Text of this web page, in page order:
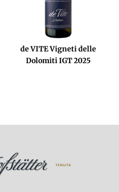
de VITE Vigneti delle
Dolomiti IGT 2025